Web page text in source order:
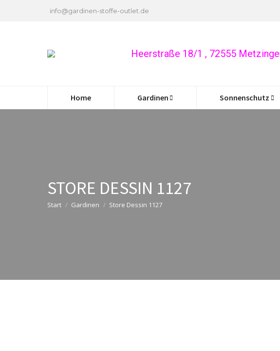
info@gardinen-stoffe-outlet.de
Heerstraße 18/1 , 72555
Home Gardinen Sonnenschutz
STORE DESSIN 1127
Start Gardinen Store Dessin 1127